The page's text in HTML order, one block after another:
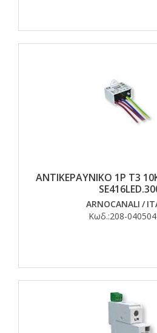
ΑΝΤΙΚΕΡΑΥΝΙΚΟ 1P T3
ARNOCANALI /
Κωδ.:208-